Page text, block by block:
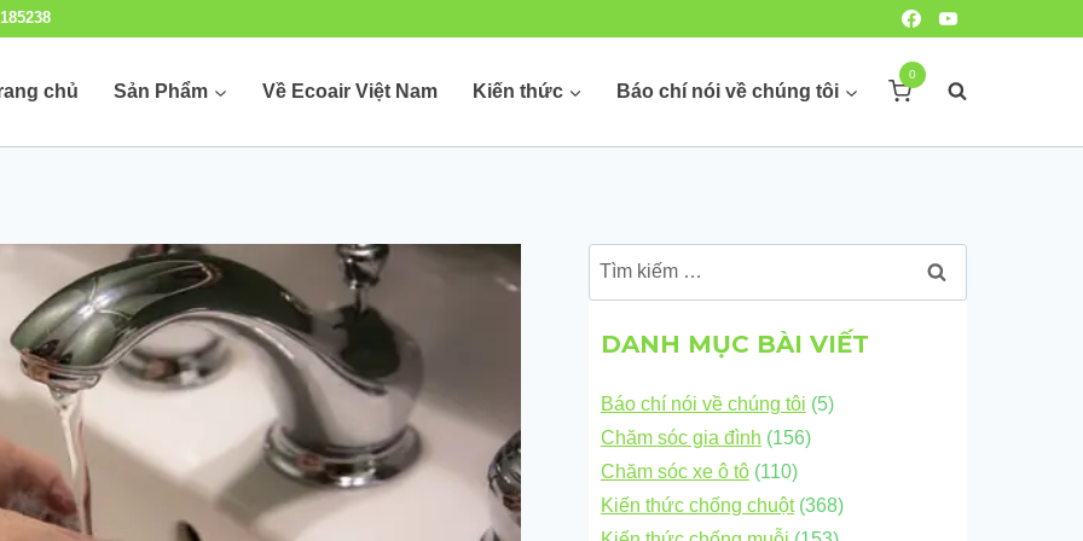
chủ Sản Phẩm Về Ecoair Việt Nam Kiến thức Báo chí nói về chúng tôi
0
Tìm
kiếm
cho:
DANH MỤC BÀI VIẾT
Báo chí nói về chúng tôi (5)
Chăm sóc gia đình (156)
Chăm sóc xe ô tô(110)
Kiến thức chống chuột(368)